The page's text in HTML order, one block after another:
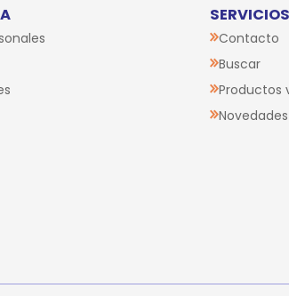
Contacto
Buscar
Productos
Novedades